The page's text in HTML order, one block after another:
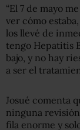
“El 7 de mayo
ver cómo
los llevé de
tengo Hepatitis
bajo, y no hay
a ser el
Josué comenta
ninguna
fila enorme y